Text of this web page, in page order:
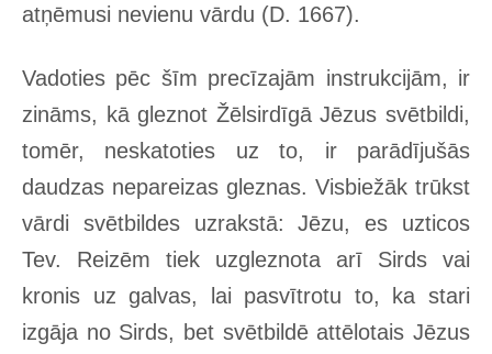
atņēmusi nevienu vārdu (D. 1667).
Vadoties pēc šīm precīzajām instrukcijām, ir
zināms, kā gleznot Žēlsirdīgā Jēzus svētbildi,
tomēr, neskatoties uz to, ir parādījušās
daudzas nepareizas gleznas. Visbiežāk trūkst
vārdi svētbildes uzrakstā: Jēzu, es uzticos
Tev. Reizēm tiek uzgleznota arī Sirds vai
kronis uz galvas, lai pasvītrotu to, ka stari
izgāja no Sirds, bet svētbildē attēlotais Jēzus